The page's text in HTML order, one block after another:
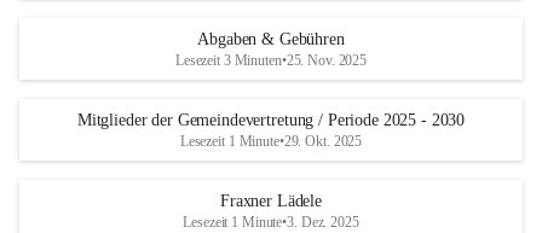
Abgaben & Gebühren
Lesezeit 3 Minuten•25. Nov. 2025
Mitglieder der Gemeindevertretung / Periode 2025 - 2030
Lesezeit 1 Minute•29. Okt. 2025
Fraxner Lädele
Lesezeit 1 Minute•3. Dez. 2025